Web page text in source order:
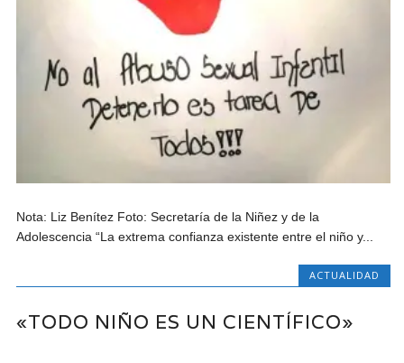
Nota: Liz Benítez Foto: Secretaría de la Niñez y de la
Adolescencia “La extrema confianza existente entre el niño y...
ACTUALIDAD
«TODO NIÑO ES UN CIENTÍFICO»